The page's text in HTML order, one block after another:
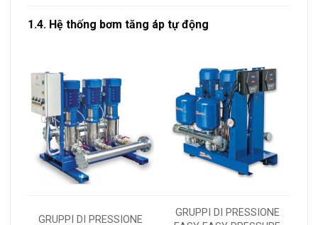
1.4. Hệ thống bơm tăng áp tự động
GRUPPI DI PRESSIONE
GRUPPI DI PRESSIONE